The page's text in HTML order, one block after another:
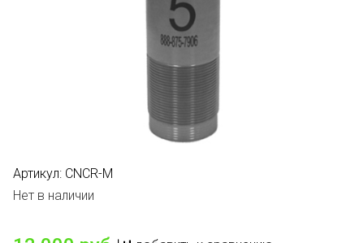
Артикул: CNCR-M
Нет в наличии